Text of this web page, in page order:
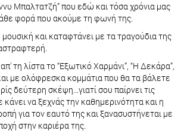
Μπαλτατζή” που εδώ και τόσα χρόνια μας
φορά που ακούμε τη φωνή της.
και καταφτάνει με τα τραγούδια της
τη λίστα το “Εξωτικό Χαρμάνι”, “Η Δεκάρα”,
με ολόφρεσκα κομμάτια που θα τα βάλετε
δεύτερη σκέψη...γιατί σου παίρνει τις
να ξεχνάς την καθημερινότητα και η
για τον εαυτό της και ξανασυστήνεται με
στην καριέρα της.